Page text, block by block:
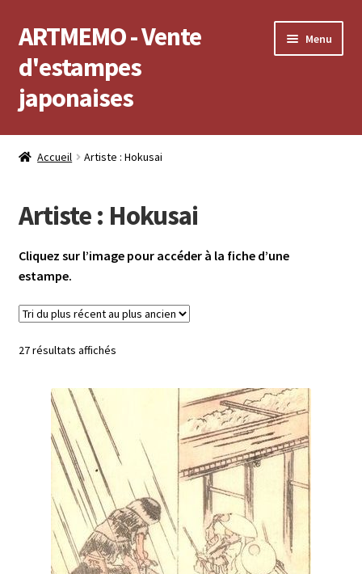
Aller
à
la
navigation
Aller
au
contenu
ARTMEMO - Vente
d'estampes
japonaises
Menu
Accueil
Politique de confidentialité
Validation de votre commande
Voir votre compte
Voir votre panier
Accueil Artiste : Hokusai
Artiste : Hokusai
Cliquez sur l’image pour accéder à la fiche d’une
estampe.
27 résultats affichésTrié
plus
ancien